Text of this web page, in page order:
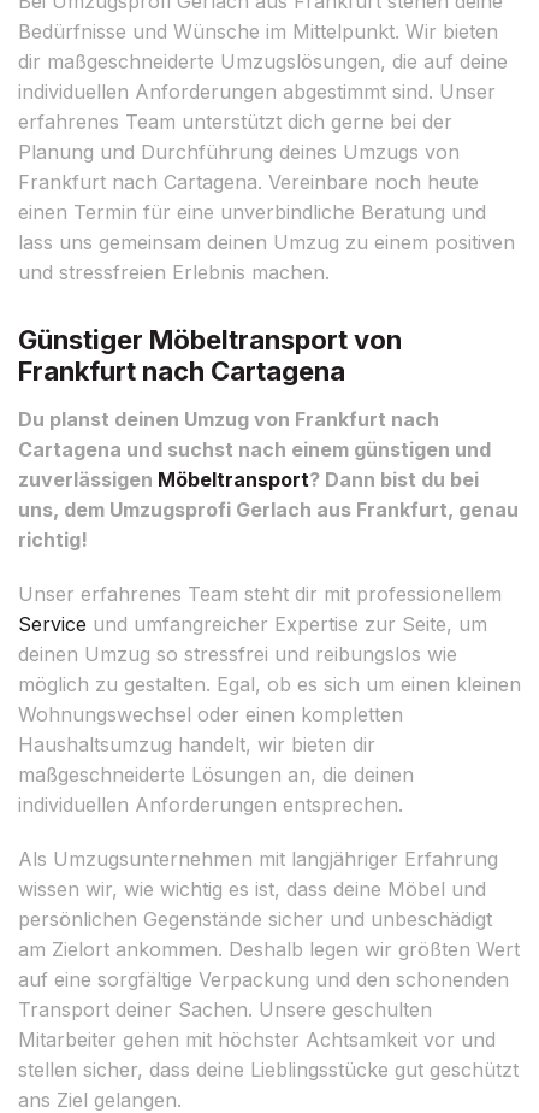
Bedürfnisse und Wünsche im Mittelpunkt. Wir bieten
dir maßgeschneiderte Umzugslösungen, die auf deine
individuellen Anforderungen abgestimmt sind. Unser
erfahrenes Team unterstützt dich gerne bei der
Planung und Durchführung deines Umzugs von
Frankfurt nach Cartagena. Vereinbare noch heute
einen Termin für eine unverbindliche Beratung und
lass uns gemeinsam deinen Umzug zu einem positiven
und stressfreien Erlebnis machen.
Günstiger Möbeltransport von
Frankfurt nach Cartagena
Du planst deinen Umzug von Frankfurt nach
Cartagena und suchst nach einem günstigen und
zuverlässigen Möbeltransport? Dann bist du bei
uns, dem Umzugsprofi Gerlach aus Frankfurt, genau
richtig!
Unser erfahrenes Team steht dir mit professionellem
Service und umfangreicher Expertise zur Seite, um
deinen Umzug so stressfrei und reibungslos wie
möglich zu gestalten. Egal, ob es sich um einen kleinen
Wohnungswechsel oder einen kompletten
Haushaltsumzug handelt, wir bieten dir
maßgeschneiderte Lösungen an, die deinen
individuellen Anforderungen entsprechen.
Als Umzugsunternehmen mit langjähriger Erfahrung
wissen wir, wie wichtig es ist, dass deine Möbel und
persönlichen Gegenstände sicher und unbeschädigt
am Zielort ankommen. Deshalb legen wir größten Wert
auf eine sorgfältige Verpackung und den schonenden
Transport deiner Sachen. Unsere geschulten
Mitarbeiter gehen mit höchster Achtsamkeit vor und
stellen sicher, dass deine Lieblingsstücke gut geschützt
ans Ziel gelangen.